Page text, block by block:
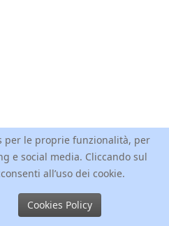
per le proprie funzionalità, per
e social media. Cliccando sul
all’uso dei cookie.
Cookies Policy